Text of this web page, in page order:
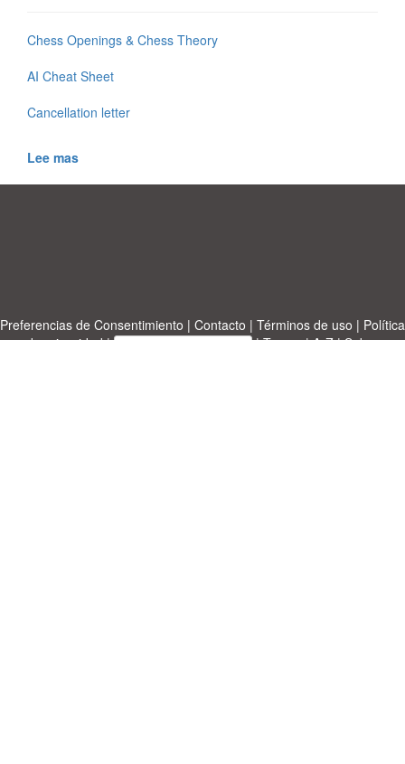
Chess Openings & Chess Theory
AI Cheat Sheet
Cancellation letter
Lee mas
Preferencias de Consentimiento | Contacto | Términos de uso | Política
de privacidad| |Temas|A-Z|Sobre